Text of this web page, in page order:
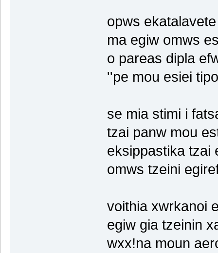
opws
ma egiw omws
o pareas dipla
''pe mou esiei
se mia stimi i
tzai panw mou
eksippastika tzai
omws tzeini
voithia xwrkanoi
egiw gia tzeinin
wxx!na moun